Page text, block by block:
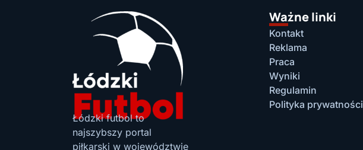
Łódzki futbol to
najszybszy portal
piłkarski w województwie
Ważne linki
Kontakt
Reklama
Praca
Wyniki
Regulamin
Polityka prywatności